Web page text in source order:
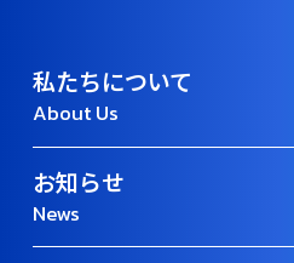
私たちについて
About Us
お知らせ
News